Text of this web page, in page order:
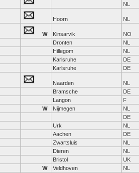
NL
Hoorn NL
W Kinsarvik
NO
Dronten NL
Hillegom NL
Karlsruhe
DE
Karlsruhe DE
Naarden NL
Bramsche
DE
Langon
F
W Nijmegen NL
DE
Urk NL
Aachen
DE
Zwartsluis NL
Dieren NL
Bristol
UK
W Veldhoven NL